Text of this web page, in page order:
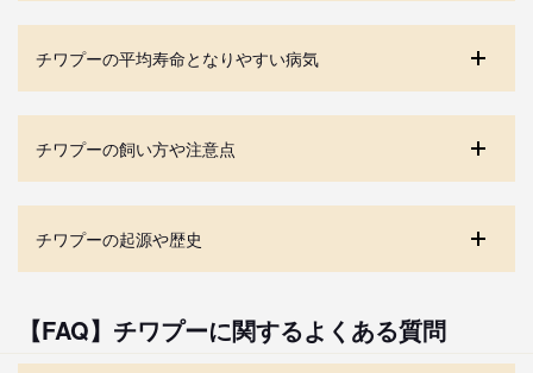
チワプーの平均寿命となりやすい病気
チワプーの飼い方や注意点
チワプーの起源や歴史
【FAQ】チワプーに関するよくある質問